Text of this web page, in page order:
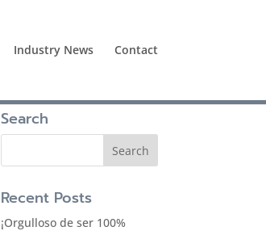
Industry News Contact
Search
Recent Posts
¡Orgulloso de ser 100%